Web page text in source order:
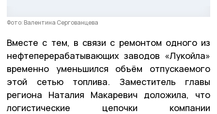
Фото: Валентина Сергованцева
Вместе с тем, в связи с ремонтом одного из
нефтеперерабатывающих заводов «Лукойла»
временно уменьшился объём отпускаемого
этой сетью топлива. Заместитель главы
региона Наталия Макаревич доложила, что
логистические цепочки компании